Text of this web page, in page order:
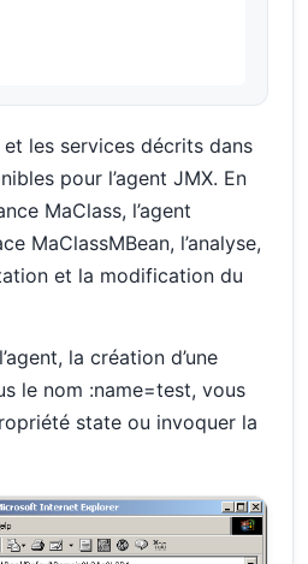
les services décrits dans
pour l’agent JMX. En
MaClass, l’agent
MaClassMBean, l’analyse,
et la modification du
la création d’une
le nom :name=test, vous
state ou invoquer la